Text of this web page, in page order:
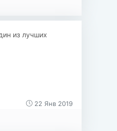
из лучших
22 Янв 2019